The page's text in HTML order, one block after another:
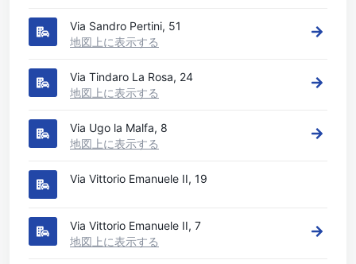
Via Sandro Pertini, 51
地図上に表示する
Via Tindaro La Rosa, 24
地図上に表示する
Via Ugo la Malfa, 8
地図上に表示する
Via Vittorio Emanuele II, 19
Via Vittorio Emanuele II, 7
地図上に表示する